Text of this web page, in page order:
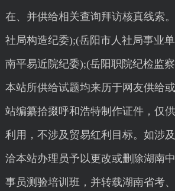
在、并供给相关查询拜访核真线索
社局构造纪委);(岳阳市人社局事业
南平易近院纪委);(岳阳职院纪检监
本站所供给试题均来历于网友供给
站编纂拾掇呼和浩特制作证件，仅
利用，不涉及贸易红利目标。如涉
洽本站办理员予以更改或删除湖南
事员测验培训班，并转载湖南省考